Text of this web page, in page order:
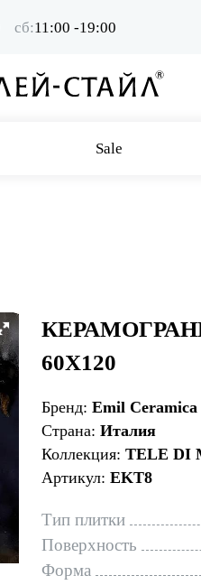
сб:11:00 -19:00
Sale
60X120
Бренд: Emil Ceramica
Страна: Италия
Коллекция: TELE DI
Артикул: EKT8
Тип плитки
Поверхность
Форма